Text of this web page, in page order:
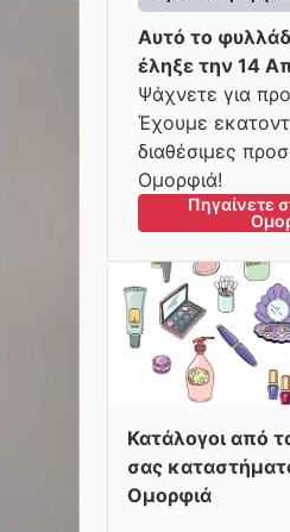
Αυτό το
έληξε την 14
Ψάχνετε για
Έχουμε
διαθέσιμες
Ομορφιά!
Πηγαίνετε
Κατάλογοι από
σας
Ομορφιά